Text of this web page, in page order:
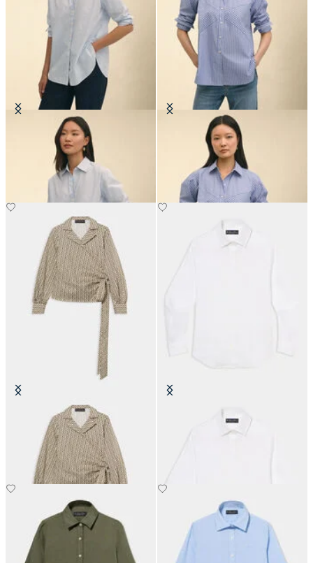
Blusa in Popeline di Cotone
CHF 117.50
Camicia Relaxed Fit a Righe in
Popeline con Collo a Punta
CHF 92.50
Blusa Wrap in Cotone con Motivo
CHF 115.50
Camicia in Lino con Logo